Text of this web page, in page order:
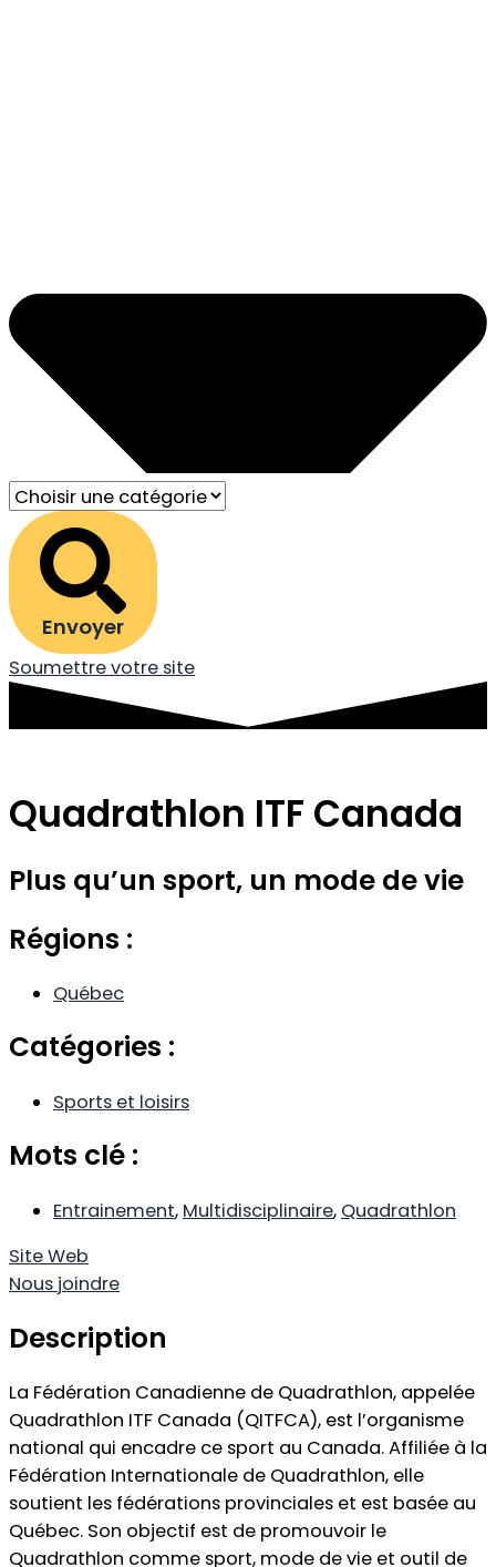
Envoyer
Soumettre votre site
Quadrathlon ITF Canada
Plus qu’un sport, un mode de vie
Régions :
Québec
Catégories :
Sports et loisirs
Mots clé :
Entrainement, Multidisciplinaire, Quadrathlon
Site Web
Nous joindre
Description
La Fédération Canadienne de Quadrathlon, appelée
Quadrathlon ITF Canada (QITFCA), est l’organisme
national qui encadre ce sport au Canada. Affiliée à la
Fédération Internationale de Quadrathlon, elle
soutient les fédérations provinciales et est basée au
Québec. Son objectif est de promouvoir le
Quadrathlon comme sport, mode de vie et outil de